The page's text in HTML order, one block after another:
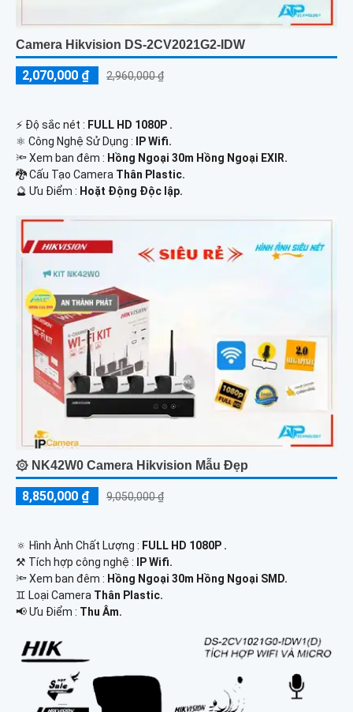
Camera Hikvision DS-2CV2021G2-IDW
2,070,000 ₫ 2,960,000 ₫
️⚡ Độ sắc nét : FULL HD 1080P .
⚛️ Công Nghệ Sử Dụng :
IP Wifi.
🔦 Xem ban đêm : Hồng Ngoại 30m Hồng Ngoại EXIR.
🐉️ Cấu Tạo Camera Thân Plastic.
️🔮 Ưu Điểm : Hoặt Động Độc lập.
۞ NK42W0 Camera Hikvision Mẫu Đẹp
8,850,000 ₫ 9,050,000 ₫
🔅 Hình Ành Chất Lượng : FULL HD 1080P .
⚒ Tích hợp công nghệ :
IP Wifi.
🔦 Xem ban đêm : Hồng Ngoại 30m Hồng Ngoại SMD.
♊ Loại Camera Thân Plastic.
️📢 Ưu Điểm : Thu Âm.